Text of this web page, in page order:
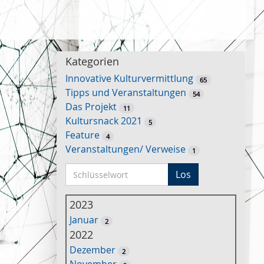
Kategorien
Innovative Kulturvermittlung 65
Tipps und Veranstaltungen 54
Das Projekt 11
Kultursnack 2021 5
Feature 4
Veranstaltungen/ Verweise 1
c
h
ü
Los
2023
Januar 2
2022
Dezember 2